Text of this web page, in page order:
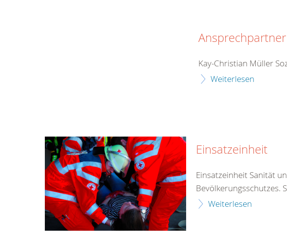
Ansprechpartner
Kay-Christian Müller
Weiterlesen
Einsatzeinheit
Einsatzeinheit Sanität
Bevölkerungsschutzes.
Weiterlesen